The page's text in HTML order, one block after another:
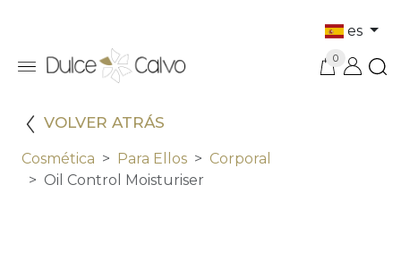
es
0
VOLVER ATRÁS
Cosmética Para Ellos
Corporal
Oil Control Moisturiser